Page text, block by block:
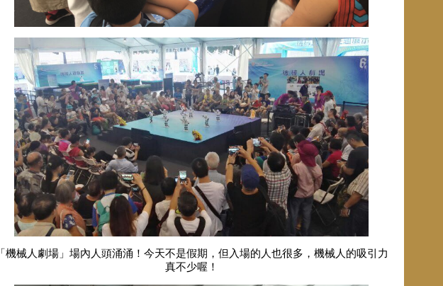
「機械人劇場」場內人頭涌涌！今天不是假期，但入場的人也很多，機械人的吸引力
真不少喔！